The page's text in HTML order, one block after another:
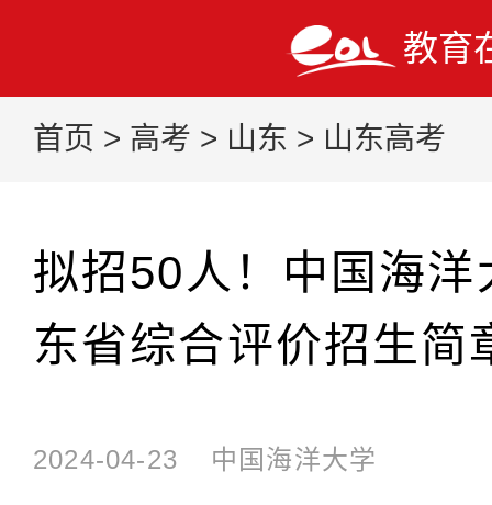
教育
首页 > 高考 > 山东 > 山东高考
拟招50人！中国海
东省综合评价招生简
2024-04-23 中国海洋大学